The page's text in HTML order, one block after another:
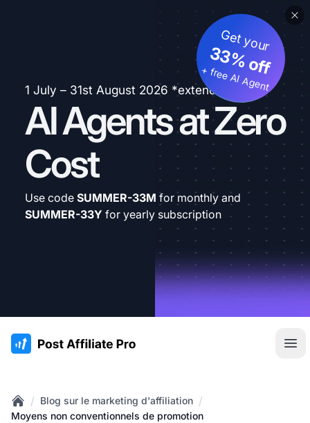
1 July – 31st August 2026 *extended
AI Agents at Zero
Cost
Get your
33% off
+ free AI Agent
Use code SUMMER-33M for monthly and
SUMMER-33Y for yearly subscription
:site.title
Home
/ Blog sur le marketing d'affiliation /
Moyens non conventionnels de promotion